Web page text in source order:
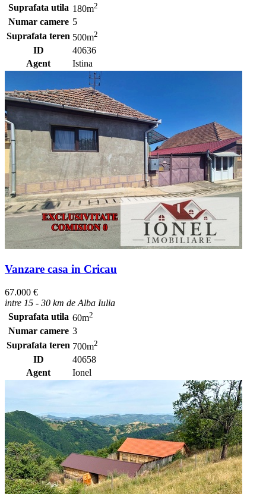
Suprafata utila 180m2
Numar camere 5
Suprafata teren 500m2
ID
40636
Agent
Istina
Vanzare casa in Cricau
67.000 €
intre 15 - 30 km de Alba Iulia
Suprafata utila 60m2
Numar camere 3
Suprafata teren 700m2
ID
40658
Agent
Ionel